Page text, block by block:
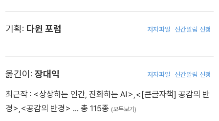
아 있는 종과 유사하고, 특히 태평양의 갈라파고스 제도에 서식하
식물과 크게 다르다는 것을 관찰한다. 그러면서 생물이 지역에 따
라 서로 다르게 변할 수 있다고 생각하게 된다. 런던으로 돌아온
다윈은 표본에 대한 깊은 고찰과 지속적인 연구를 통해 진화가 일
어났으며, 이러한 변화는 서서히 일어났고, 오랜 세월이 필요했으
기획: 다윈 포럼 저자파일 신간알림 신청
옮긴이: 장대익 저자파일 신간알림 신청
최근작 : <상상하는 인간, 진화하는 AI> <[큰글자책] 공감의 반
경> <공감의 반경> … 총 115종 (모두보기)